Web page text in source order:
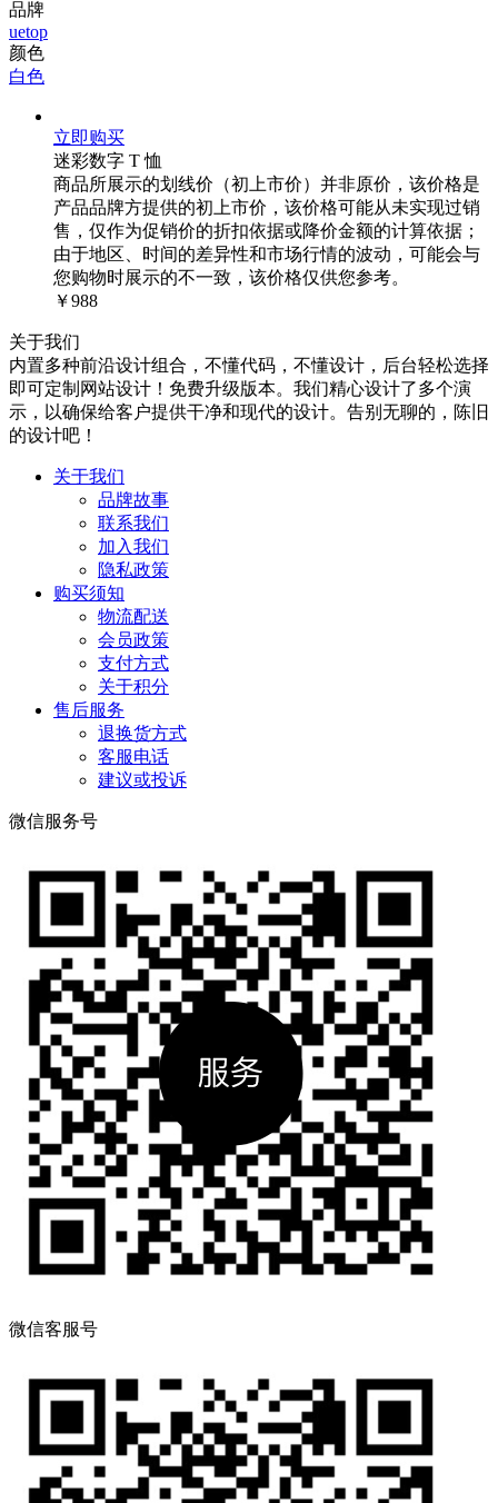
品牌
uetop
颜色
白色
立即购买
迷彩数字 T 恤
商品所展示的划线价（初上市价）并非原价，该价格是
产品品牌方提供的初上市价，该价格可能从未实现过销
售，仅作为促销价的折扣依据或降价金额的计算依据；
由于地区、时间的差异性和市场行情的波动，可能会与
您购物时展示的不一致，该价格仅供您参考。
￥988
关于我们
内置多种前沿设计组合，不懂代码，不懂设计，后台轻松选择
即可定制网站设计！免费升级版本。我们精心设计了多个演
示，以确保给客户提供干净和现代的设计。告别无聊的，陈旧
的设计吧！
关于我们
品牌故事
联系我们
加入我们
隐私政策
购买须知
物流配送
会员政策
支付方式
关于积分
售后服务
退换货方式
客服电话
建议或投诉
微信服务号
微信客服号